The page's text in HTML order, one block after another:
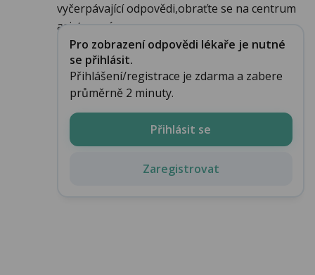
vyčerpávající odpovědi,obraťte se na centrum
asistované r...
Pro zobrazení odpovědi lékaře je nutné
se přihlásit.
Přihlášení/registrace je zdarma a zabere
průměrně 2 minuty.
Přihlásit se
Zaregistrovat